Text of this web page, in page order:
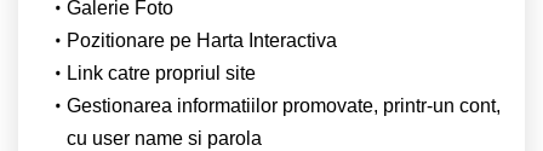
Galerie Foto
Pozitionare pe Harta Interactiva
Link catre propriul site
Gestionarea informatiilor promovate, printr-un cont,
cu user name si parola